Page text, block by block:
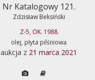
Nr Katalogowy 121.
Zdzisław Beksiński
Z-5, OK. 1988
olej, płyta pilśniowa
aukcja z 21 marca 2021